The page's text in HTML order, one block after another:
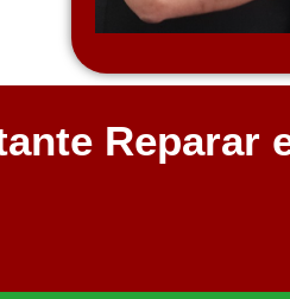
Reparar